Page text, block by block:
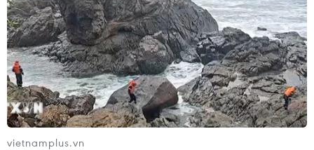
vietnamplus.vn